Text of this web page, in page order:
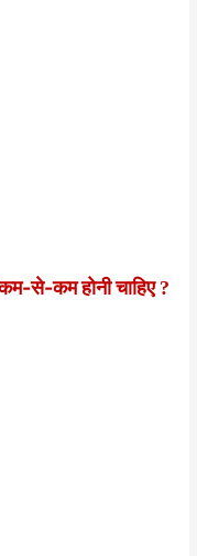
से-कम होनी चाहिए ?